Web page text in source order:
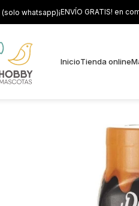
whatsapp)¡ENVÍO GRATIS! en
InicioTienda online